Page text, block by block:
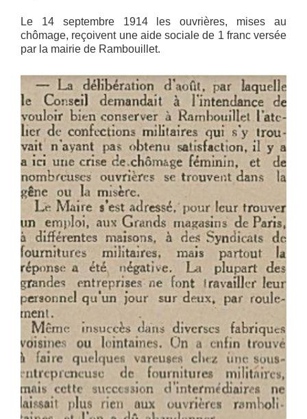
Le 14 septembre 1914 les ouvrières, mises au
chômage, reçoivent une aide sociale de 1 franc versée
par la mairie de Rambouillet.